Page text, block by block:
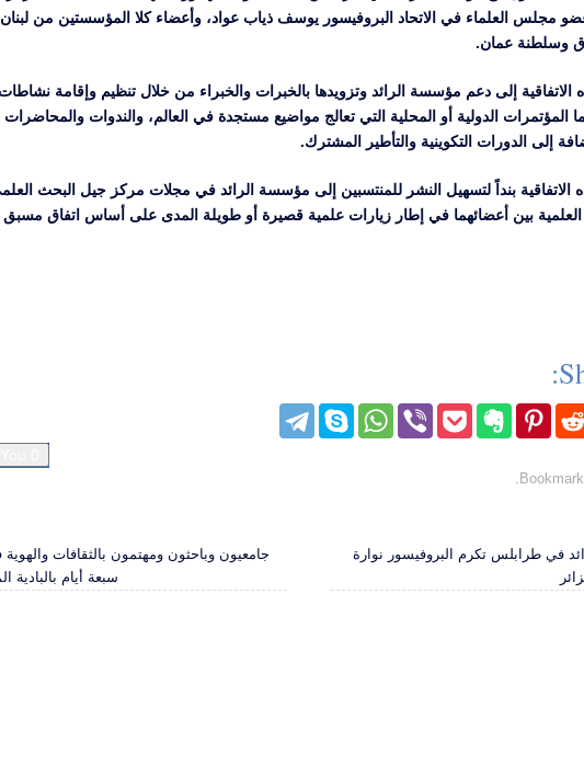
مجلس العلماء في الاتحاد البروفيسور يوسف ذياب عواد، وأعضاء كلا المؤسستين من لبنان
وسلطنة عمان.
إلى دعم مؤسسة الرائد وتزويدها بالخبرات والخبراء من خلال تنظيم وإقامة
المؤتمرات الدولية أو المحلية التي تعالج مواضيع مستجدة في العالم، والندوات والمحاضرات
إلى الدورات التكوينية والتأطير المشترك.
بنداً لتسهيل النشر للمنتسبين إلى مؤسسة الرائد في مجلات مركز جيل البحث
العلمية بين أعضائهما في إطار زيارات علمية قصيرة أو طويلة المدى على أساس اتفاق مسبق
.
في طرابلس تكرم البروفيسور نوارة
جامعيون وباحثون ومهتمون بالثقافات
سبعة أيام بالبادية